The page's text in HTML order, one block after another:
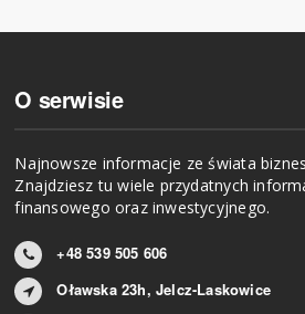
O serwisie
Najnowsze informacje ze świata
Znajdziesz tu wiele przydatnych
finansowego oraz inwestycyjnego.
+48 539 505 606
Oławska 23h, Jelcz-Laskowice